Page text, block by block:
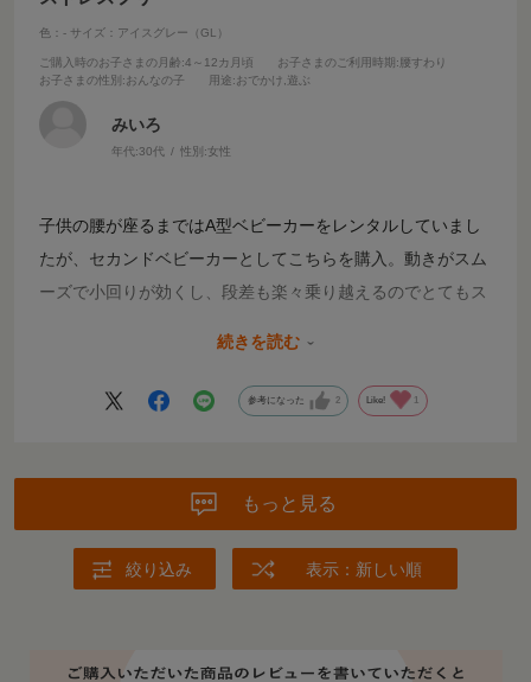
色：- サイズ：アイスグレー（GL）
ご購入時のお子さまの月齢:4～12カ月頃 お子さまのご利用時期 :腰すわり
お子さまの性別 :おんなの子 用途:おでかけ,遊ぶ
みいろ
年代:30代 性別:女性
子供の腰が座るまではA型ベビーカーをレンタルしていまし
たが、セカンドベビーカーとしてこちらを購入。動きがスム
ーズで小回りが効くし、段差も楽々乗り越えるのでとてもス
め手となったのは片手で楽々折りたためる便利さでした。畳
続きを読む
参考になった 2 Like! 1
もっと見る
絞り込み 表示：新しい順